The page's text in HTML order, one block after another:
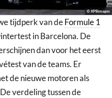
© XPBimages
tijdperk van deFormule 1
in Barcelona. De
dan voor het eerst
van de teams. Er
de nieuwe motoren als
verdeling tussen de